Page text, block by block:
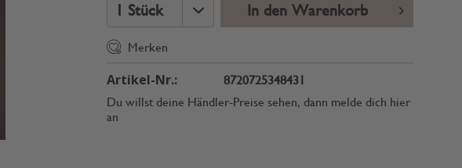
In den Warenkorb
Merken
Artikel-Nr.:
8720725348431
Du willst deine Händler-Preise sehen, dann melde dich hier
an